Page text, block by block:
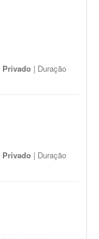
Privado | Duração
Privado | Duração